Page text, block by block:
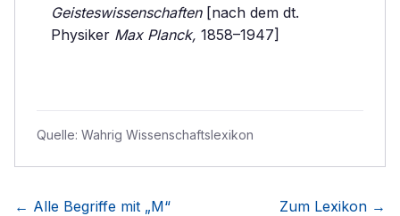
Geisteswissenschaften[nach dem dt.
Physiker Max Planck, 1858–1947]
Quelle: Wahrig Wissenschaftslexikon
← Alle Begriffe mit „M“ Zum Lexikon →